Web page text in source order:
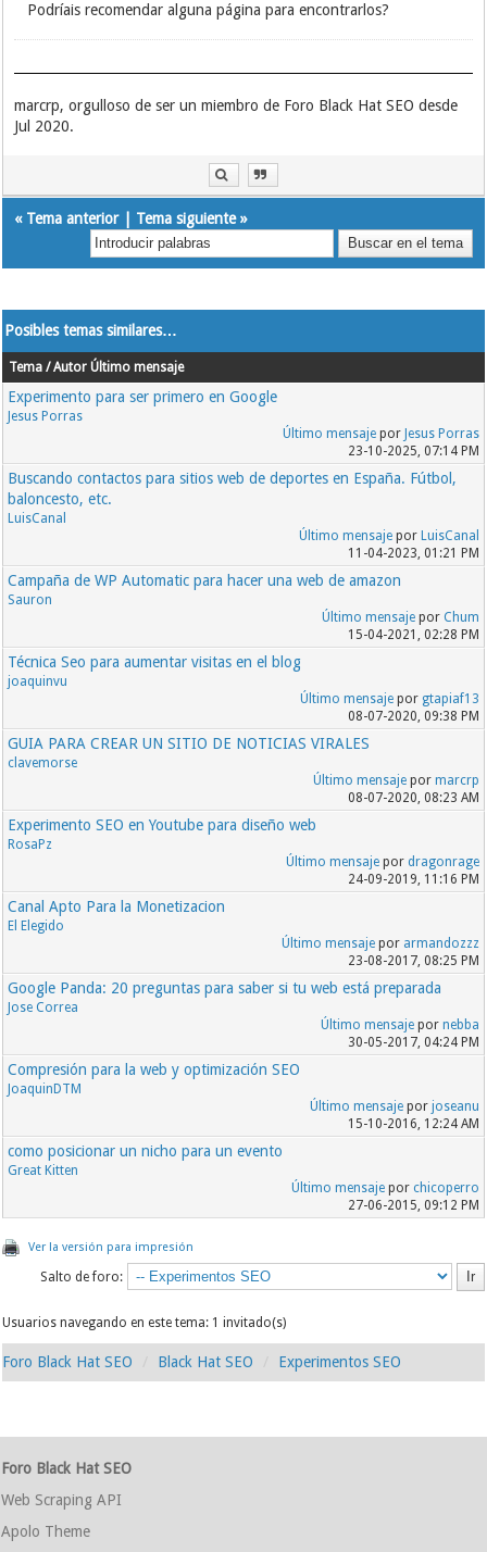
Podríais recomendar alguna página para encontrarlos?
marcrp, orgulloso de ser un miembro de Foro Black Hat SEO desde
Jul 2020.
« Tema anterior| Tema siguiente»
Posibles temas similares…
Tema / Autor Último mensaje
Experimento para ser primero en Google
Jesus Porras
Último mensajepor Jesus Porras
23-10-2025, 07:14 PM
Buscando contactos para sitios web de deportes en España. Fútbol,
baloncesto, etc.
LuisCanal
Último mensajepor LuisCanal
11-04-2023, 01:21 PM
Campaña de WP Automatic para hacer una web de amazon
Sauron
Último mensajepor Chum
15-04-2021, 02:28 PM
Técnica Seo para aumentar visitas en el blog
joaquinvu
Último mensajepor gtapiaf13
08-07-2020, 09:38 PM
GUIA PARA CREAR UN SITIO DE NOTICIAS VIRALES
clavemorse
Último mensajepor marcrp
08-07-2020, 08:23 AM
Experimento SEO en Youtube para diseño web
RosaPz
Último mensajepor dragonrage
24-09-2019, 11:16 PM
Canal Apto Para la Monetizacion
El Elegido
Último mensajepor armandozzz
23-08-2017, 08:25 PM
Google Panda: 20 preguntas para saber si tu web está preparada
Jose Correa
Último mensajepor nebba
30-05-2017, 04:24 PM
Compresión para la web y optimización SEO
JoaquinDTM
Último mensajepor joseanu
15-10-2016, 12:24 AM
como posicionar un nicho para un evento
Great Kitten
Último mensajepor chicoperro
27-06-2015, 09:12 PM
Ver la versión para impresión
Salto de foro:
Usuarios navegando en este tema: 1 invitado(s)
Foro Black Hat SEO Black Hat SEO Experimentos SEO
Foro Black Hat SEO
Web Scraping API
Apolo Theme